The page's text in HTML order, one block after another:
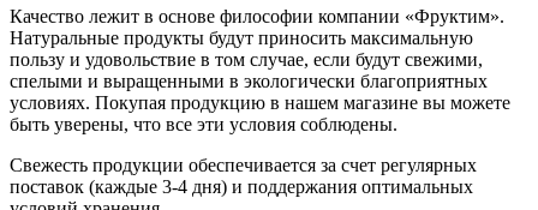
Качество лежит в основе философии компании «Фруктим».
Натуральные продукты будут приносить максимальную
пользу и удовольствие в том случае, если будут свежими,
cпелыми и выращенными в экологически благоприятных
условиях. Покупая продукцию в нашем магазине вы можете
быть уверены, что все эти условия соблюдены.
Свежесть продукции обеспечивается за счет регулярных
поставок (каждые 3-4 дня) и поддержания оптимальных